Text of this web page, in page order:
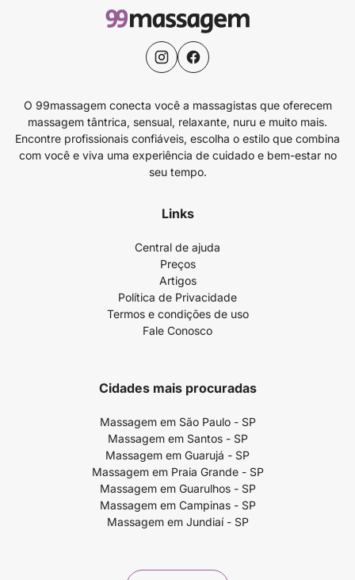
O 99massagem conecta você a massagistas que oferecem
massagem tântrica, sensual, relaxante, nuru e muito mais.
Encontre profissionais confiáveis, escolha o estilo que combina
com você e viva uma experiência de cuidado e bem-estar no
seu tempo.
Links
Central de ajuda
Preços
Artigos
Política de Privacidade
Termos e condições de uso
Fale Conosco
Cidades mais procuradas
Massagem em São Paulo - SP
Massagem em Santos - SP
Massagem em Guarujá - SP
Massagem em Praia Grande - SP
Massagem em Guarulhos - SP
Massagem em Campinas - SP
Massagem em Jundiaí - SP